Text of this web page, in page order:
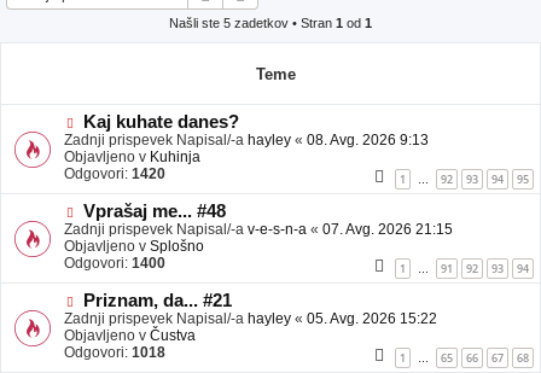
Našli ste 5 zadetkov • Stran 1 od 1
Teme
N
o
v
e
b
a
v
e
Kaj kuhate danes?
Zadnji prispevek Napisal/-a hayley « 08. Avg. 2026 9:13
Objavljeno v Kuhinja
Odgovori: 1420 1 … 92 93 94 95
N
o
v
e
b
a
v
e
Vprašaj me... #48
Zadnji prispevek Napisal/-a v-e-s-n-a « 07. Avg. 2026 21:15
Objavljeno v Splošno
Odgovori: 1400 1 … 91 92 93 94
N
o
v
e
Priznam, da... #21
Zadnji prispevek Napisal/-a hayley « 05. Avg. 2026 15:22
Objavljeno v Čustva
Odgovori: 1018 1 65 66 67 68